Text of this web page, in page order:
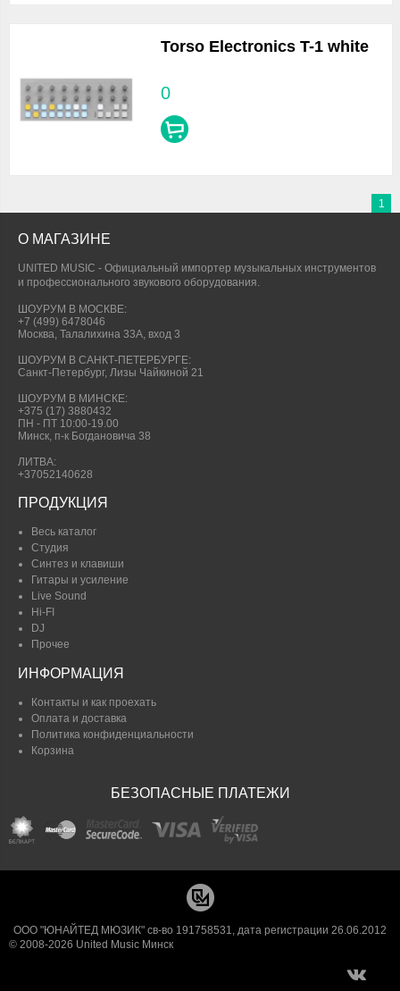
Torso Electronics T-1 white
0
1
О МАГАЗИНЕ
UNITED MUSIC - Официальный импортер музыкальных инструментов
и профессионального звукового оборудования.
ШОУРУМ В МОСКВЕ:
+7 (499) 6478046
Москва, Талалихина 33А, вход 3
ШОУРУМ В САНКТ-ПЕТЕРБУРГЕ:
Санкт-Петербург, Лизы Чайкиной 21
ШОУРУМ В МИНСКЕ:
+375 (17) 3880432
ПН - ПТ 10:00-19.00
Минск, п-к Богдановича 38
ЛИТВА:
+37052140628
ПРОДУКЦИЯ
Весь каталог
Студия
Синтез и клавиши
Гитары и усиление
Live Sound
Hi-FI
DJ
Прочее
ИНФОРМАЦИЯ
Контакты и как проехать
Оплата и доставка
Политика конфиденциальности
Корзина
БЕЗОПАСНЫЕ ПЛАТЕЖИ
ООО "ЮНАЙТЕД МЮЗИК" св-во 191758531, дата регистрации 26.06.2012
© 2008-2026 United Music Минск